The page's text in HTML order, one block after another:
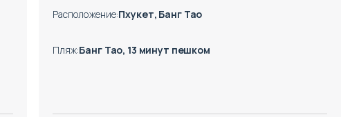
Расположение:Пхукет, Банг Тао
Пляж:Банг Тао, 13 минут пешком